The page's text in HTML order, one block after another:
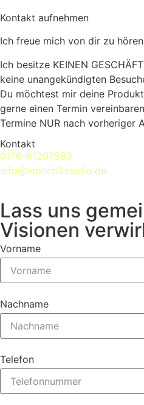
Kontakt aufnehmen
Ich freue mich von dir zu hören
Ich besitze KEINEN
keine unangekündigten
Du möchtest mir deine
gerne einen Termin
Termine NUR nach vorheriger
Kontakt
0176-61297583
info@mhoch2studio.de
Lass uns
Visionen
Vorname
Nachname
Telefon